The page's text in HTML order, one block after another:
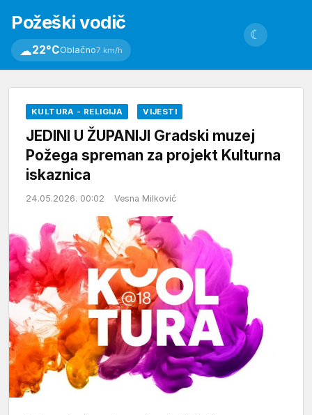
Požeški vodič
☁22°COblačno7 km/h
☾
KULTURA - RELIGIJA VIJESTI
JEDINI U ŽUPANIJI Gradski muzej
Požega spreman za projekt Kulturna
iskaznica
24.05.2026. 00:02 Vesna Milković